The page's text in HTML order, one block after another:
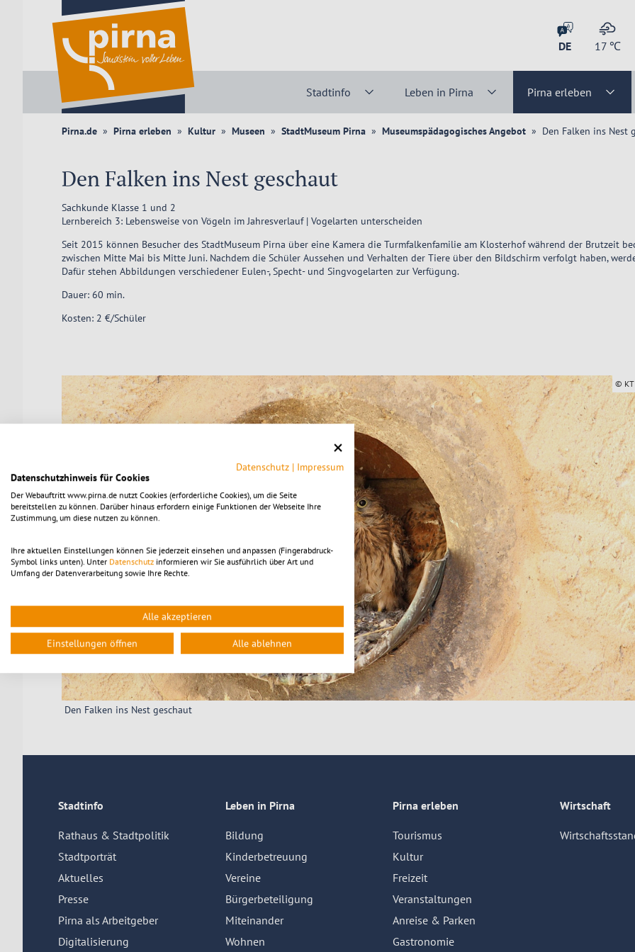
DE 17℃
Stadtinfo Leben in Pirna Pirna erleben
Pirna.de Pirna erleben Kultur Museen StadtMuseum Pirna Museumspädagogisches Angebot Den Falken ins Nest
Den Falken ins Nest geschaut
Sachkunde Klasse 1 und 2
Lernbereich 3: Lebensweise von Vögeln im Jahresverlauf | Vogelarten unterscheiden
Seit 2015 können Besucher des StadtMuseum Pirna über eine Kamera die Turmfalkenfamilie am Klosterhof während der Brutzeit
zwischen Mitte Mai bis Mitte Juni. Nachdem die Schüler Aussehen und Verhalten der Tiere über den Bildschirm verfolgt haben,
Dafür stehen Abbildungen verschiedener Eulen-, Specht- und Singvogelarten zur Verfügung.
Dauer: 60 min.
Kosten: 2 €/Schüler
©
Den Falken ins Nest geschaut
Stadtinfo
Rathaus & Stadtpolitik
Stadtporträt
Aktuelles
Presse
Pirna als Arbeitgeber
Digitalisierung
Leben in Pirna
Bildung
Kinderbetreuung
Vereine
Bürgerbeteiligung
Miteinander
Wohnen
Pirna erleben
Tourismus
Kultur
Freizeit
Veranstaltungen
Anreise & Parken
Gastronomie
Wirtschaft
Datenschutz | Impressum
Datenschutzhinweis für Cookies
Der Webauftritt www.pirna.de nutzt Cookies (erforderliche Cookies), um die Seite
bereitstellen zu können. Darüber hinaus erfordern einige Funktionen der Webseite Ihre
Zustimmung, um diese nutzen zu können.
Ihre aktuellen Einstellungen können Sie jederzeit einsehen und anpassen (Fingerabdruck-
Symbol links unten). Unter Datenschutz informieren wir Sie ausführlich über Art und
Umfang der Datenverarbeitung sowie Ihre Rechte.
Alle akzeptieren
Einstellungen öffnen Alle ablehnen